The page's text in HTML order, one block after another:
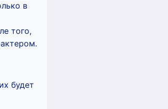
в
того,
будет